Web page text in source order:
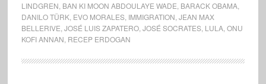
LINDGREN BAN KI MOON ABDOULAYE WADE BARACK OBAMA,
DANILO TÜRK, EVO MORALES, IMMIGRATION JEAN MAX
BELLERIVE JOSÉ LUIS ZAPATERO, JOSÉ SOCRATES, LULA, ONU
KOFI ANNAN RECEP ERDOGAN